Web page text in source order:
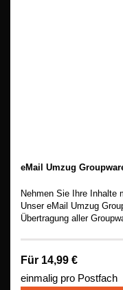
eMail Umzug
Nehmen Sie Ihre Inhalte
Unser eMail Umzug
Übertragung aller
Für 14,99 €
einmalig pro Postfach